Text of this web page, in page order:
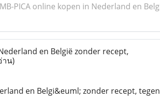
PICA online kopen in Nederland en
en België zonder recept,
าน)
en Belgi&euml; zonder recept,